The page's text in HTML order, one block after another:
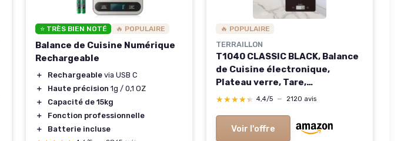
⭐ TRÈS BIEN NOTÉ 🔥 POPULAIRE
Balance de Cuisine Numérique
Rechargeable
＋ Rechargeable via USB C
＋
Haute précision 1g / 0,1 OZ
＋
Capacité de 15kg
＋
Fonction professionnelle
＋
Batterie incluse
🔥 POPULAIRE
TERRAILLON
T1040 CLASSIC BLACK, Balance
de Cuisine électronique,
Plateau verre, Tare,
Conversions Liquides, Ultra-
1g, Noir
★★★★★
★★★★★ 4,4/5 — 2120 avis
Voir l'offre